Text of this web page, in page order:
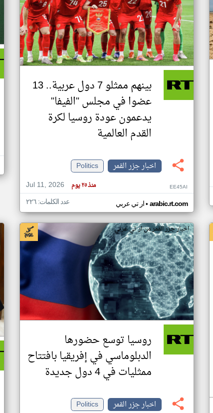
بينهم ممثلو 7 دول عربية.. 13
عضوا في مجلس "الفيفا"
يدعمون عودة روسيا لكرة
القدم العالمية
اخبار جزر القمر
Politics
Jul 11, 2026
منذ ٢٥ يوم EE45AI
ار تي عربي• arabic.rt.com عدد الكلمات: ٢٢٦
اخبار جزر القمر من ار تي عربي
روسيا توسع حضورها
الدبلوماسي في إفريقيا بافتتاح
ممثليات في 4 دول جديدة
اخبار جزر القمر
Politics